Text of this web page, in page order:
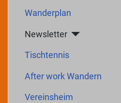
Wanderplan
Newsletter
Tischtennis
After work Wandern
Vereinsheim